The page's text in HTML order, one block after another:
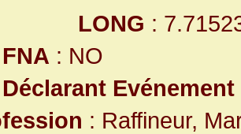
LONG :
FNA : NO
Déclarant Evénement
: Raffineur,